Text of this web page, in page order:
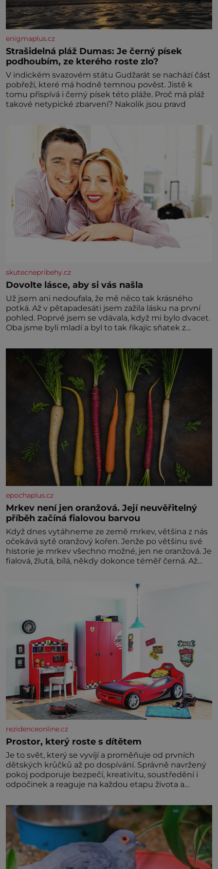
enigmaplus.cz
Strašidelná pláž Dumas: Je černý písek
podhoubím, ze kterého roste zlo?
V indickém svazovém státu Gudžarát se nachází část
pobřeží, které má hodně temnou pověst. Jistě k
tomu přispívá i černý písek této pláže. Proč má pláž
takové netypické zbarvení? Nakolik jsou pravd
skutecnepribehy.cz
Dovolte lásce, aby si vás našla
Už jsem ani nedoufala, že mě něco tak krásného
potká. Až v pětapadesáti jsem zažila lásku na první
pohled. Poprvé jsem se vdávala, když mi bylo dvacet.
Oba jsme byli mladí a byl to tak říkajíc sňatek z
zaopatřený mladý muž. Manželství nám oběma moc
nesvědčilo, brzy jsme zjistili, že
epochaplus.cz
Mrkev není jen oranžová. Její neuvěřitelný
příběh začíná fialovou barvou
Když dnes vytáhneme ze země mrkev, většina z nás
očekává sytě oranžový kořen. Jenže po většinu své
historie je mrkev všechno možné, jen ne oranžová. Je
fialová, žlutá, bílá, někdy dokonce téměř černá. Až
nedokážeme představit. Její příběh je
rezidenceonline.cz
Prostor, který roste s dítětem
Je to svět, který se vyvíjí a proměňuje od prvních
dětských krůčků až po dospívání. Správně navržený
pokoj podporuje bezpečí, kreativitu, soustředění i
odpočinek a reaguje na každou etapu života a
jednoduchost, měkkost a bezpečí, proto by pokoj
miminka měl působit především klidně a útulně.
Předškolní věk je